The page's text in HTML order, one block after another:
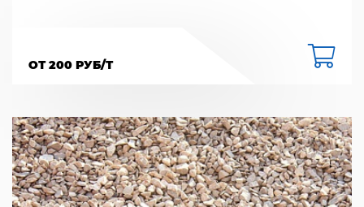
ОТ 200 РУБ/Т